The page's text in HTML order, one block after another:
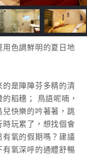
用色調鮮明的夏日地
是陣陣芬多精的清
稻穗； 鳥語呢喃，
快樂的吟著著，跳
玩累了，想找個會
有氧的假期嗎？建議
氧深呼的通體舒暢